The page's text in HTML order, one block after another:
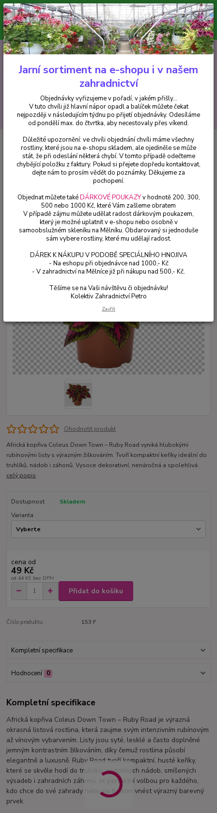
Minimální hodnota pro odeslání z e-shopu je 300 Kč.
V tuto chvíli již hlavní nápor objednávek opadl a balíček můžete čekat
nejpozději v následujícím týdnu po přijetí objednávky. Objednávky
vyřizujeme v pořadí, v jakém přišly...
CZK
Hledat
+420 602 223 614 0ks
za0 Kč
Africké kopřivy, Coleusy
Africká kopřiva-Coleus Down Town- Ruby
Road 153 F
Africká kopřiva-Coleus Down
Town- Ruby Road 153 F
Ohodnotit produkt
Africká kopřiva Coleus Down Town – Ruby Road vyniká hlubokými
rubínovými listy s výrazným žilkováním. Tvoří kompaktní keříky ideální do
truhlíků, nádob i záhonů. Vysoce dekorativní, nenáročná a spolehlivá.
celý popis
Dostupnost
Skladem
Varianta
cena od
49 Kč
od 44 Kč bez DPH
Přidat do košíku
Číslo produktu: 153 F
Kompletní specifikace
Hodnocení 0
Kompletní specifikace
Africká kopřiva Coleus Down Town – Ruby Road je výrazná
okrasná listová rostlina, která zaujme svým intenzivním rubínovým
až vínovým vybarvením. Listy jsou syté, lesklé a často doplněné
jemným kontrastním žilkováním, díky čemuž rostlina působí
elegantně a luxusně. Ruby Road tvoří kompaktní, husté keříky,
které se skvěle hodí do truhlíků, ozdobných nádob, smíšených
výsadeb i zahradních záhonů. Je perfektní volbou pro každého,
kdo chce do své zahrady nebo na balkon vnést výrazný barevný
prvek.
Jarní sortiment na e-shopu i v našem
zahradnictví
Objednávky vyřizujeme v pořadí, v jakém přišly...
V tuto chvíli již hlavní nápor opadl a balíček můžete čekat
nejpozději v následujícím týdnu po přijetí objednávky. Odesíláme
od pondělí max. do čtvrtka, aby necestovaly přes víkend.
Důležité upozornění: ve chvíli objednání chvíli máme všechny
rostliny, které jsou na e-shopu skladem, ale ojediněle se může
stát, že při odeslání některá chybí. V tomto případě odečteme
chybějící položku z faktury. Pokud si přejete dopředu kontaktovat,
dejte nám to prosím vědět do poznámky. Děkujeme za
pochopení.
Objednat můžete takéDÁRKOVÉ POUKAZYv hodnotě 200, 300,
500 nebo 1000 Kč, které Vám zašleme obratem
V případě zájmu můžete udělat radost dárkovým poukazem,
který je možné uplatnit v e-shopu nebo osobně v
samoobslužném skleníku na Mělníku. Obdarovaný si jednoduše
sám vybere rostliny, které mu udělají radost.
DÁREK K NÁKUPU V PODOBĚ SPECIÁLNÍHO HNOJIVA
- Na eshopu při objednávce nad 1000,- Kč
- V zahradnictví na Mělníce již při nákupu nad 500,- Kč.
Těšíme se na Vaši návštěvu či objednávku!
Kolektiv Zahradnictví Petro
Zavřít